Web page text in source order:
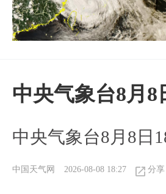
中央气象台8月
中央气象台8月8日
中国天气网 2026-08-08 18:27 分享